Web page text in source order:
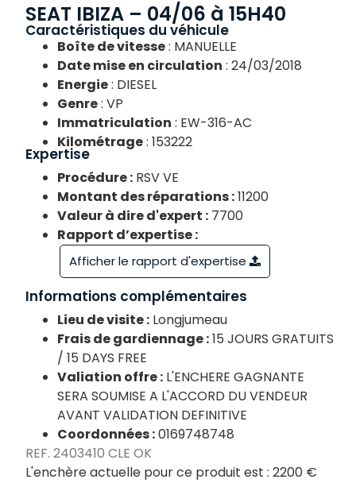
SEAT IBIZA – 04/06 à 15H40
Caractéristiques du véhicule
Boîte de vitesse: MANUELLE
Date mise en circulation : 24/03/2018
Energie: DIESEL
Genre: VP
Immatriculation : EW-316-AC
Kilométrage: 153222
Expertise
Procédure : RSV VE
Montant des réparations :11200
Valeur à dire d'expert : 7700
Rapport d’expertise :
Afficher le rapport d'expertise
Informations complémentaires
Lieu de visite : Longjumeau
Frais de gardiennage :15 JOURS GRATUITS
/ 15 DAYS FREE
Valiation offre : L'ENCHERE GAGNANTE
SERA SOUMISE A L'ACCORD DU VENDEUR
AVANT VALIDATION DEFINITIVE
Coordonnées :0169748748
REF. 2403410 CLE OK
L'enchère actuelle pour ce produit est :2200 €